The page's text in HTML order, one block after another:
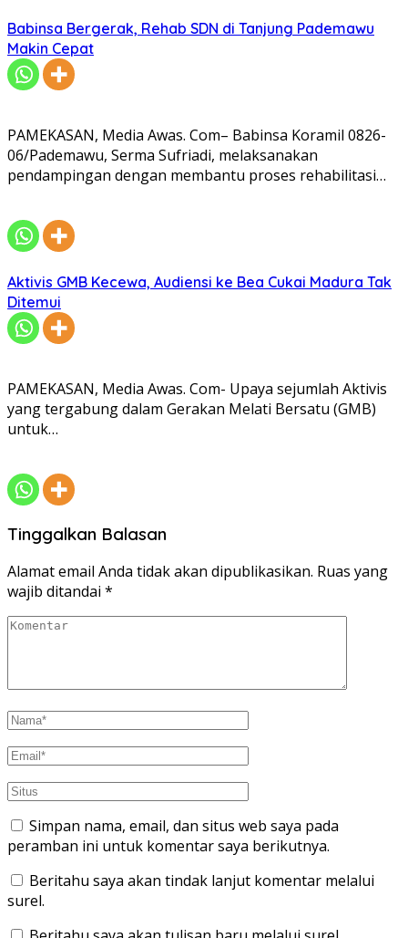
Babinsa Bergerak, Rehab SDN di Tanjung Pademawu
Makin Cepat
PAMEKASAN, Media Awas. Com– Babinsa Koramil 0826-
06/Pademawu, Serma Sufriadi, melaksanakan
pendampingan dengan membantu proses rehabilitasi…
Aktivis GMB Kecewa, Audiensi ke Bea Cukai Madura Tak
Ditemui
PAMEKASAN, Media Awas. Com- Upaya sejumlah Aktivis
yang tergabung dalam Gerakan Melati Bersatu (GMB)
untuk…
Tinggalkan Balasan
Alamat email Anda tidak akan dipublikasikan. Ruas yang
wajib ditandai *
Simpan nama, email, dan situs web saya pada
peramban ini untuk komentar saya berikutnya.
Beritahu saya akan tindak lanjut komentar melalui
surel.